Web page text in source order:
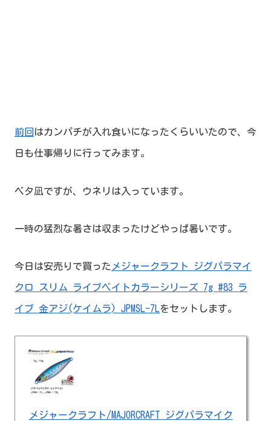
前回 はカンパチが入れ食いになったくらいいたので、今
日も仕事帰りに行ってみます。
ベタ凪ですが、ウネリは入っています。
一時の猛烈な暑さは収まったけどやっぱ暑いです。
今日は安売りで買った メジャークラフト ジグパラマイ
クロ スリム ライブベイトカラーシリーズ 7g #83 ラ
イブ 金アジ(ケイムラ) JPMSL-7L をセットします。
メジャークラフト/MAJORCRAFT ジグパラマイク